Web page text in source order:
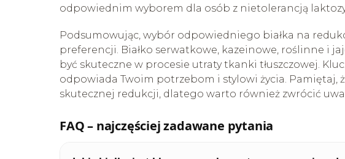
odpowiednim wyborem dla osób z nietolerancją
Podsumowując, wybór odpowiedniego białka na
preferencji. Białko serwatkowe, kazeinowe, roślinne i
być skuteczne w procesie utraty tkanki tłuszczowej.
odpowiada Twoim potrzebom i stylowi życia. Pamiętaj,
skutecznej redukcji, dlatego warto również zwrócić
FAQ – najczęściej zadawane pytania